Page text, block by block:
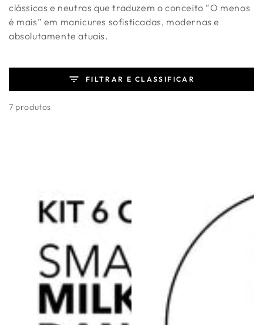
clássicas e neutras que traduzem o conceito “O menos
é mais” em manicures sofisticadas, modernas e
absolutamente atuais.
FILTRAR E CLASSIFICAR
7 produtos